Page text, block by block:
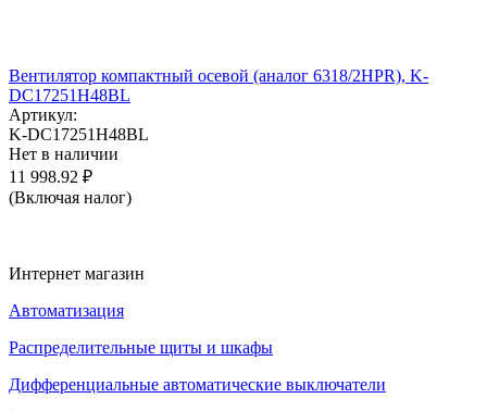
Вентилятор компактный осевой (аналог 6318/2HPR), K-
DC17251H48BL
Артикул:
K-DC17251H48BL
Нет в наличии
11 998.92 ₽
(Включая налог)
Интернет магазин
Автоматизация
Распределительные щиты и шкафы
Дифференциальные автоматические выключатели